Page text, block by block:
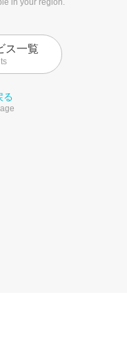
in your region.
ス一覧
る